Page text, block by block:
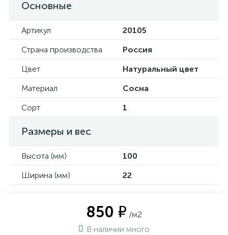
Основные
Артикул
20105
Страна производства
Россия
Цвет
Натуральный цвет
Материал
Сосна
Сорт
1
Размеры и вес
Высота (мм)
100
Ширина (мм)
22
850 ₽ /м2
В наличии много